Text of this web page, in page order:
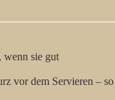
wenn sie gut
vor dem Servieren – so